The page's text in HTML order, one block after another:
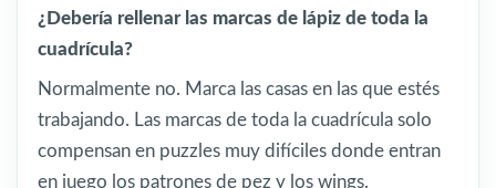
¿Debería rellenar las marcas de lápiz de toda la
cuadrícula?
Normalmente no. Marca las casas en las que estés
trabajando. Las marcas de toda la cuadrícula solo
compensan en puzzles muy difíciles donde entran
en juego los patrones de pez y los wings.